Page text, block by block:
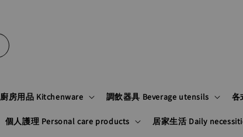
廚房用品 Kitchenware 調飲器具 Beverage utensils 各
個人護理 Personal care products 居家生活 Daily